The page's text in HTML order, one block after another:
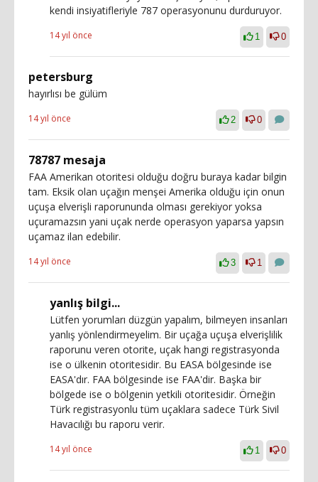
kendi insiyatifleriyle 787 operasyonunu durduruyor.
14 yıl önce 1 0
petersburg
hayırlısı be gülüm
14 yıl önce 2 0
78787 mesaja
FAA Amerikan otoritesi olduğu doğru buraya kadar bilgin
tam. Eksik olan uçağın menşei Amerika olduğu için onun
uçuşa elverişli raporununda olması gerekiyor yoksa
uçuramazsın yani uçak nerde operasyon yaparsa yapsın
uçamaz ilan edebilir.
14 yıl önce 3 1
yanlış bilgi...
Lütfen yorumları düzgün yapalım, bilmeyen insanları
yanlış yönlendirmeyelim. Bir uçağa uçuşa elverişlilik
raporunu veren otorite, uçak hangi registrasyonda
ise o ülkenin otoritesidir. Bu EASA bölgesinde ise
EASA'dır. FAA bölgesinde ise FAA'dir. Başka bir
bölgede ise o bölgenin yetkili otoritesidir. Örneğin
Türk registrasyonlu tüm uçaklara sadece Türk Sivil
Havacılığı bu raporu verir.
14 yıl önce 1 0